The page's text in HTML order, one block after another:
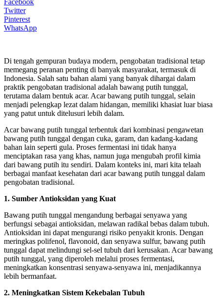
Twitter
Pinterest
WhatsApp
Di tengah gempuran budaya modern, pengobatan tradisional tetap
memegang peranan penting di banyak masyarakat, termasuk di
Indonesia. Salah satu bahan alami yang banyak dihargai dalam
praktik pengobatan tradisional adalah bawang putih tunggal,
terutama dalam bentuk acar. Acar bawang putih tunggal, selain
menjadi pelengkap lezat dalam hidangan, memiliki khasiat luar biasa
yang patut untuk ditelusuri lebih dalam.
Acar bawang putih tunggal terbentuk dari kombinasi pengawetan
bawang putih tunggal dengan cuka, garam, dan kadang-kadang
bahan lain seperti gula. Proses fermentasi ini tidak hanya
menciptakan rasa yang khas, namun juga mengubah profil kimia
dari bawang putih itu sendiri. Dalam konteks ini, mari kita telaah
berbagai manfaat kesehatan dari acar bawang putih tunggal dalam
pengobatan tradisional.
1. Sumber Antioksidan yang Kuat
Bawang putih tunggal mengandung berbagai senyawa yang
berfungsi sebagai antioksidan, melawan radikal bebas dalam tubuh.
Antioksidan ini dapat mengurangi risiko penyakit kronis. Dengan
meringkas polifenol, flavonoid, dan senyawa sulfur, bawang putih
tunggal dapat melindungi sel-sel tubuh dari kerusakan. Acar bawang
putih tunggal, yang diperoleh melalui proses fermentasi,
meningkatkan konsentrasi senyawa-senyawa ini, menjadikannya
lebih bermanfaat.
2. Meningkatkan Sistem Kekebalan Tubuh